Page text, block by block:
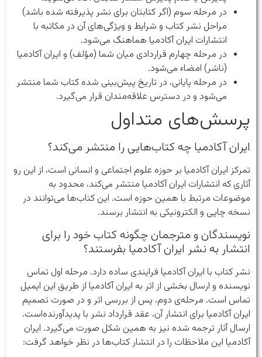
در مرحله سوم (اگر کتابتان برای نشر پذیرفته شده باشد)
مراحل نشر کتاب و شرایط و ویژگی‌های آن در مکاتبه با
انتشارات ایران آکادمیا هماهنگ می‌شود.
در مرحله چهارم قراردادی میان شما (مؤلف) و ایران آکادمیا
(ناشر) امضاء می‌شود.
در مرحله پایانی، در تاریخ پیش‌بینی شده کتاب شما منتشر
می‌شود و در دسترس علاقه‌مندان قرار می‌گیرد.
پرسش‌های متداول
ایران آکادمیا چه کتاب‌هایی را منتشر می‌کند؟
تمرکز ایران آکادمیا بر حوزه علوم اجتماعی و انسانی است، از این رو
آثاری که انتشارات ایران آکادمیا منتشر می‌کند، محدود به
موضوعات مرتبط با همین حوزه است. این کتاب‌ها می‌توانند در
نسخه چاپی و الکترونیکی به انتشار برسند.
نویسندگان و مترجمان چگونه کتاب خود را برای
انتشار به نشر ایران آکادمیا بفرستند؟
نشر کتاب با ایران آکادمیا فرایندی ساده دارد. مرحله اول تماس
نویسنده و ارسال بخشی از اثر به ایران آکادمیا از طریق این ایمیل
تماس است. مرحله‌ی دوم،‌ پس از بررسی اثر و در صورت تصمیم
ایران آکادمیا برای انتشار آن، عقد قرارداد نشر با پدید‌آورنده‌است.
ارسال آثار ترجمه شده نیز به همین شکل صورت می‌گیرد. ایران
آکادمیا این ملاحظات را در انتشار کتاب‌ها در نظر خواهد گرفت: